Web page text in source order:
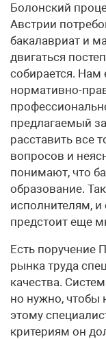
Болонский
Австрии
бакалавриат и
двигаться
собирается. Нам
нормативно-
предлагаемый
расставить все
вопросов и
понимают, что
образование.
исполнителям,
предстоит еще
Есть поручение
рынка труда
качества.
но нужно, чтобы
этому
критериям он